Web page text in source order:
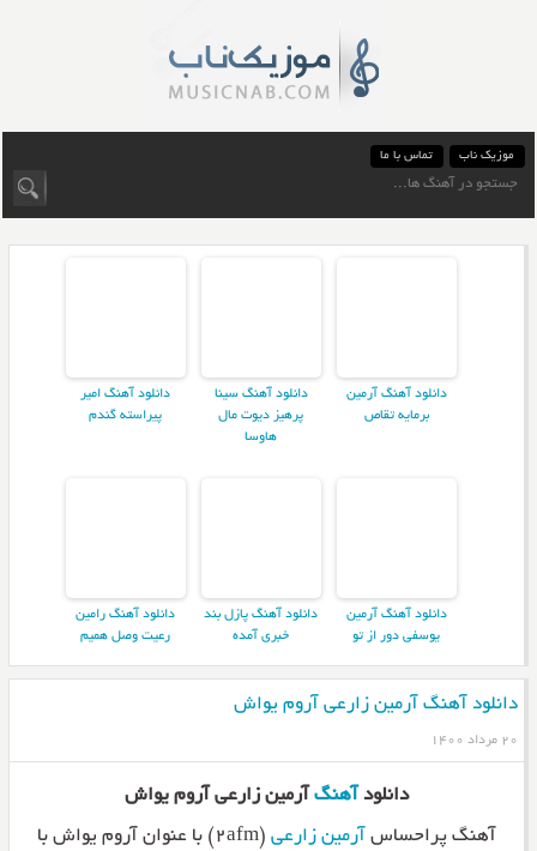
موزیک ناب تماس با ما
دانلود آهنگ آرمین
برمایه تقاص
دانلود آهنگ سینا
پرهیز دیوت مال
هاوسا
دانلود آهنگ امیر
پیراسته گندم
دانلود آهنگ آرمین
یوسفی دور از تو
دانلود آهنگ پازل بند
خبری آمده
دانلود آهنگ رامین
رعیت وصل همیم
دانلود آهنگ آرمین زارعی آروم یواش
۲۰ مرداد ۱۴۰۰
دانلود آهنگآرمین زارعی آروم یواش
آهنگ پراحساس آرمین زارعی
(۲afm) با عنوان آروم یواش با